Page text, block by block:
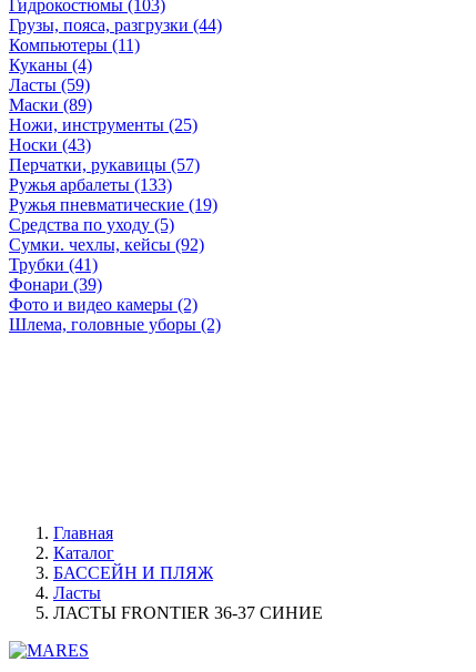
Гидрокостюмы (103)
Грузы, пояса, разгрузки (44)
Компьютеры (11)
Куканы (4)
Ласты (59)
Маски (89)
Ножи, инструменты (25)
Носки (43)
Перчатки, рукавицы (57)
Ружья арбалеты (133)
Ружья пневматические (19)
Средства по уходу (5)
Сумки. чехлы, кейсы (92)
Трубки (41)
Фонари (39)
Фото и видео камеры (2)
Шлема, головные уборы (2)
Главная
Каталог
БАССЕЙН И ПЛЯЖ
Ласты
ЛАСТЫ FRONTIER 36-37 СИНИЕ